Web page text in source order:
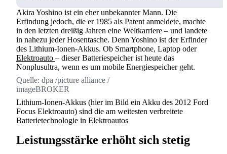
Akira Yoshino ist ein eher unbekannter Mann. Die
Erfindung jedoch, die er 1985 als Patent anmeldete, machte
in den letzten dreißig Jahren eine Weltkarriere – und landete
in nahezu jeder Hosentasche. Denn Yoshino ist der Erfinder
des Lithium-Ionen-Akkus. Ob Smartphone, Laptop oder
Elektroauto – dieser Batteriespeicher ist heute das
Nonplusultra, wenn es um mobile Energiespeicher geht.
Quelle: dpa /picture alliance /
imageBROKER
Lithium-Ionen-Akkus (hier im Bild ein Akku des 2012 Ford
Focus Elektroauto) sind die am weitesten verbreitete
Batterietechnologie in Elektroautos
Leistungsstärke erhöht sich stetig